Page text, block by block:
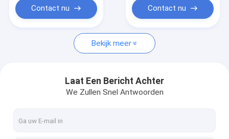
Gevallen
de hydraulische uitrustingen van de cilinderverbinding
Afdichtingsset hydraulische motor
Verbindingsuitrustingen
Contact nu Contact nu
Bekijk meer
Laat Een Bericht Achter
We Zullen Snel Antwoorden